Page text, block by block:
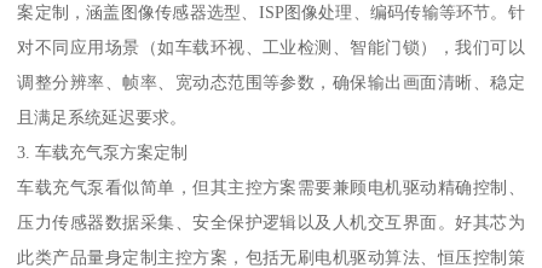
案定制，涵盖图像传感器选型、ISP图像处理、编码传输等环节。针
对不同应用场景（如车载环视、工业检测、智能门锁），我们可以
调整分辨率、帧率、宽动态范围等参数，确保输出画面清晰、稳定
且满足系统延迟要求。
3. 车载充气泵方案定制
车载充气泵看似简单，但其主控方案需要兼顾电机驱动精确控制、
压力传感器数据采集、安全保护逻辑以及人机交互界面。好其芯为
此类产品量身定制主控方案，包括无刷电机驱动算法、恒压控制策